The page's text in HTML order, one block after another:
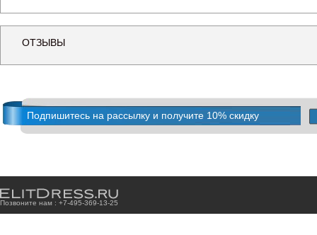
ОТЗЫВЫ
Подпишитесь на рассылку и получите 10% скидку
Позвоните нам : +7-495-369-13-25